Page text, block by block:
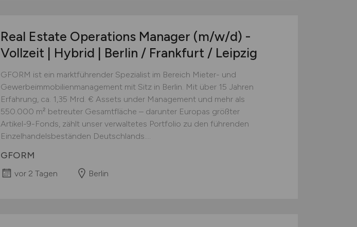
Real Estate Operations Manager (m/w/d) -
Vollzeit | Hybrid | Berlin / Frankfurt / Leipzig
GFORM ist ein marktführender Spezialist im Bereich Mieter- und
Gewerbeimmobilienmanagement mit Sitz in Berlin. Mit über 15 Jahren
Erfahrung, ca. 1,35 Mrd. € Assets under Management und mehr als
550.000 m² betreuter Gesamtfläche – darunter Europas größter
Artikel-9-Fonds, zählt unser verwaltetes Portfolio zu den führenden
Einzelhandelsbeständen Deutschlands....
GFORM
vor 2 Tagen Berlin